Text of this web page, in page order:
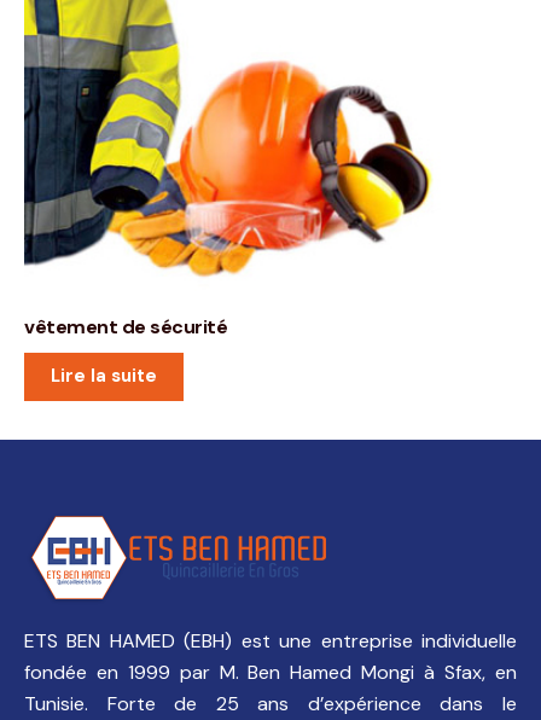
vêtement de sécurité
Lire la suite
ETS BEN HAMED (EBH) est une entreprise individuelle
fondée en 1999 par M. Ben Hamed Mongi à Sfax, en
Tunisie. Forte de 25 ans d’expérience dans le